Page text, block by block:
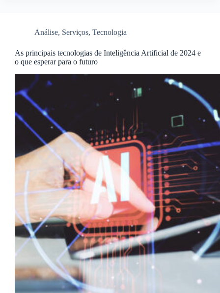
Análise, Serviços, Tecnologia
As principais tecnologias de Inteligência Artificial de 2024 e
o que esperar para o futuro